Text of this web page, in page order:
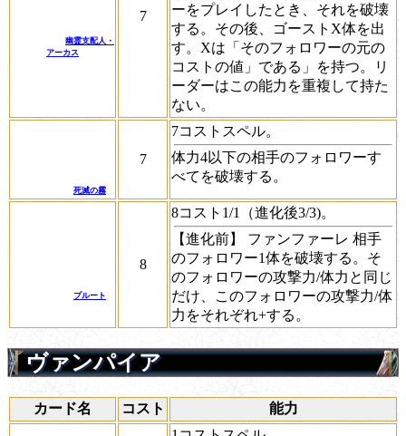
幽霊支配人・
アーカス
7
ーをプレイしたとき、それを破壊
する。その後、ゴーストX体を出
す。Xは「そのフォロワーの元の
コストの値」である」を持つ。リ
ーダーはこの能力を重複して持た
ない。
死滅の霧
7
7コストスペル。
体力4以下の相手のフォロワーす
べてを破壊する。
プルート
8
8コスト1/1（進化後3/3)。
【進化前】 ファンファーレ 相手
のフォロワー1体を破壊する。そ
のフォロワーの攻撃力/体力と同じ
だけ、このフォロワーの攻撃力/体
力をそれぞれ+する。
ヴァンパイア
カード名 コスト 能力